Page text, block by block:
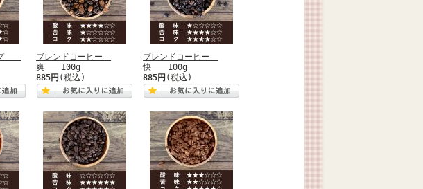
プ
ブレンドコーヒー
爽 100g
885円 (税込)
ブレンドコーヒー
快 100g
885円 (税込)